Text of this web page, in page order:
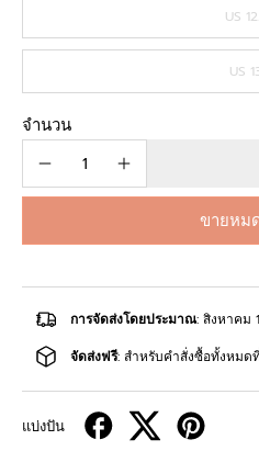
US
US
จำนวน
ขายหม
การจัดส่งโดยประมาณ: สิงหาคม
จัดส่งฟรี: สำหรับคำสั่งซื้อทั้งหมด
แบ่งปัน